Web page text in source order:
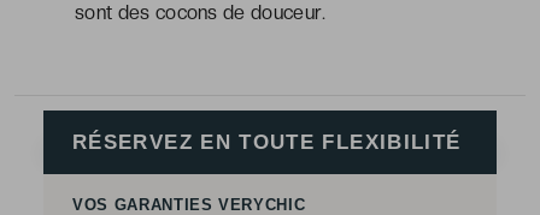
sont des cocons de douceur.
RÉSERVEZ EN TOUTE FLEXIBILITÉ
VOS GARANTIES VERYCHIC